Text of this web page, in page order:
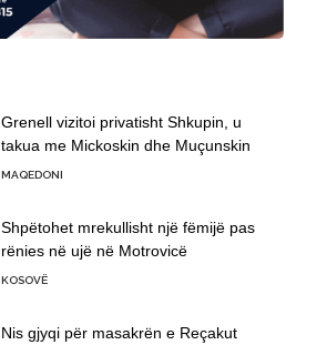
Grenell vizitoi privatisht Shkupin, u
takua me Mickoskin dhe Muçunskin
MAQEDONI
Shpëtohet mrekullisht një fëmijë pas
rënies në ujë në Motrovicë
KOSOVË
Nis gjyqi për masakrën e Reçakut